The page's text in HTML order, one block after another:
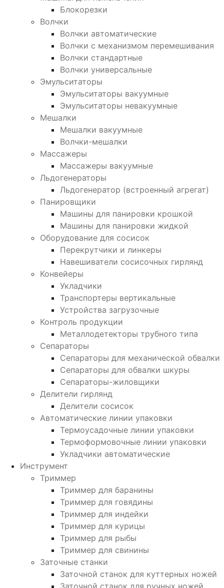
Блокорезки
Волчки
Волчки автоматические
Волчки с механизмом перемешивания
Волчки стандартные
Волчки универсальные
Эмульситаторы
Эмульситаторы вакуумные
Эмульситаторы невакуумные
Мешалки
Мешалки вакуумные
Волчки-мешалки
Массажеры
Массажеры вакуумные
Льдогенераторы
Льдогенератор (встроенный агрегат)
Панировщики
Машины для панировки крошкой
Машины для панировки жидкой
Оборудование для сосисок
Перекрутчики и линкеры
Навешиватели сосисочных гирлянд
Конвейеры
Укладчики
Транспортеры вертикальные
Устройства загрузочные
Контроль продукции
Металлодетекторы трубного типа
Сепараторы
Сепараторы для механической обвалки
Сепараторы для обвалки шкуры
Сепараторы-жиловщики
Делители гирлянд
Делители сосисок
Автоматические линии упаковки
Термоусадочные линии упаковки
Термоформовочные линии упаковки
Укладчики автоматические
Инструмент
Триммер
Триммер для баранины
Триммер для говядины
Триммер для индейки
Триммер для курицы
Триммер для рыбы
Триммер для свинины
Заточные станки
Заточной станок для куттерных ножей